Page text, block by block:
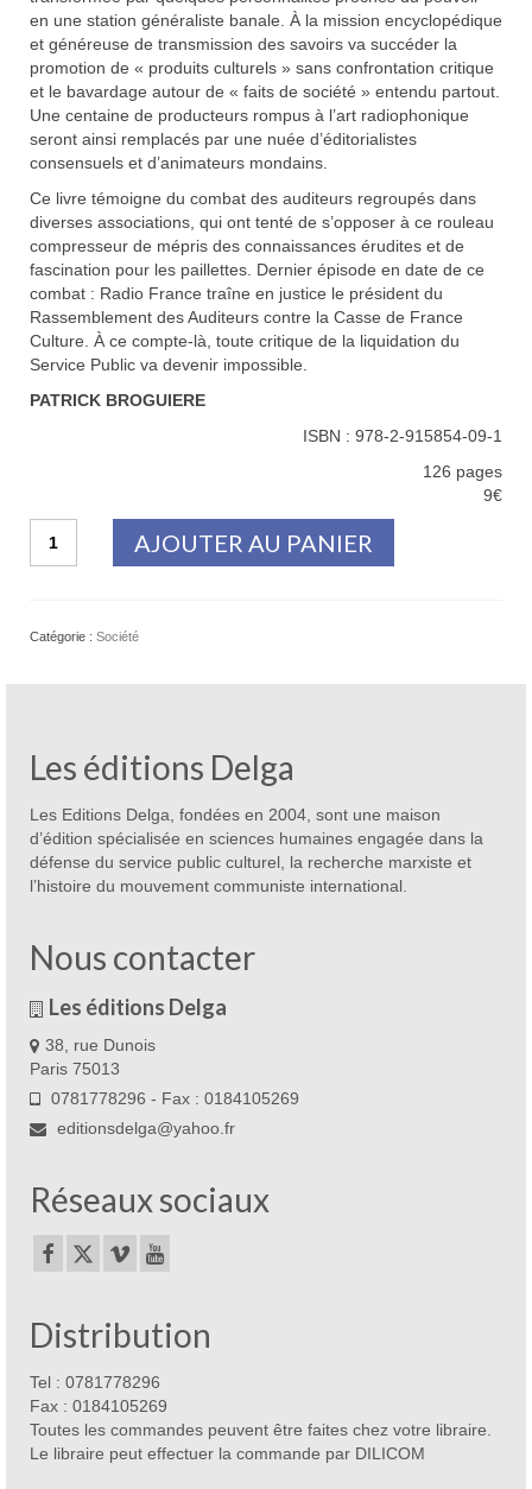
en une station généraliste banale. À la mission encyclopédique
et généreuse de transmission des savoirs va succéder la
promotion de « produits culturels » sans confrontation critique
et le bavardage autour de « faits de société » entendu partout.
Une centaine de producteurs rompus à l’art radiophonique
seront ainsi remplacés par une nuée d’éditorialistes
consensuels et d’animateurs mondains.
Ce livre témoigne du combat des auditeurs regroupés dans
diverses associations, qui ont tenté de s’opposer à ce rouleau
compresseur de mépris des connaissances érudites et de
fascination pour les paillettes. Dernier épisode en date de ce
combat : Radio France traîne en justice le président du
Rassemblement des Auditeurs contre la Casse de France
Culture. À ce compte-là, toute critique de la liquidation du
Service Public va devenir impossible.
PATRICK BROGUIERE
ISBN : 978-2-915854-09-1
126 pages
9€
destruction
AJOUTER AU PANIER
Catégorie : Société
Les éditions Delga
Les Editions Delga, fondées en 2004, sont une maison
d’édition spécialisée en sciences humaines engagée dans la
défense du service public culturel, la recherche marxiste et
l’histoire du mouvement communiste international.
Nous contacter
Les éditions Delga
38, rue Dunois
Paris 75013
0781778296 - Fax : 0184105269
editionsdelga@yahoo.fr
Réseaux sociaux
Distribution
Tel : 0781778296
Fax : 0184105269
Toutes les commandes peuvent être faites chez votre libraire.
Le libraire peut effectuer la commande par DILICOM